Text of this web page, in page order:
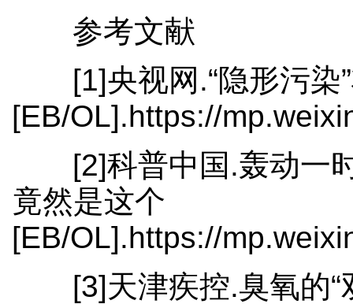
参考文献
[1]央视网.“隐形污
[EB/OL].https://
[2]科普中国.轰动一
竟然是这个
[EB/OL].https://
[3]天津疾控.臭氧的“